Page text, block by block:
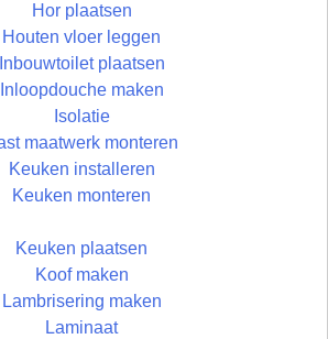
Hor plaatsen
Houten vloer leggen
Inbouwtoilet plaatsen
Inloopdouche maken
Isolatie
maatwerk monteren
Keuken installeren
Keuken monteren
Keuken plaatsen
Koof maken
Lambrisering maken
Laminaat